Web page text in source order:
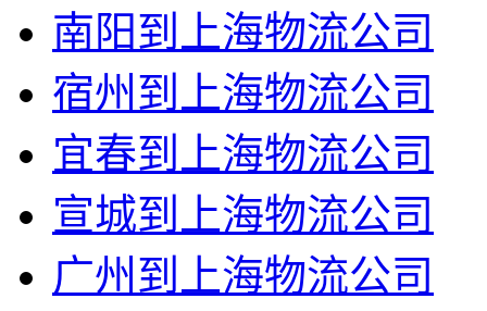
南阳到上海物流公司
宿州到上海物流公司
宜春到上海物流公司
宣城到上海物流公司
广州到上海物流公司